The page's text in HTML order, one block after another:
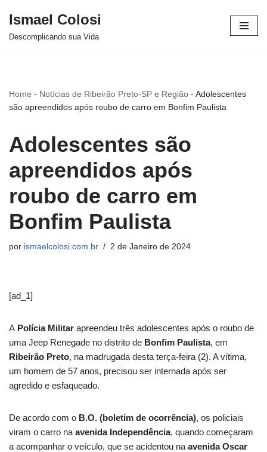
Avançar
Ismael Colosi
Descomplicando sua Vida
Home - Notícias de Ribeirão Preto-SP e Região - Adolescentes
são apreendidos após roubo de carro em Bonfim Paulista
Adolescentes são
apreendidos após
roubo de carro em
Bonfim Paulista
por ismaelcolosi.com.br 2 de Janeiro de 2024
[ad_1]
A Polícia Militar apreendeu três adolescentes após o roubo de
uma Jeep Renegade no distrito de Bonfim Paulista, em
Ribeirão Preto, na madrugada desta terça-feira (2). A vítima,
um homem de 57 anos, precisou ser internada após ser
agredido e esfaqueado.
De acordo com o B.O. (boletim de ocorrência), os policiais
viram o carro na avenida Independência, quando começaram
a acompanhar o veículo, que se acidentou na avenida Oscar